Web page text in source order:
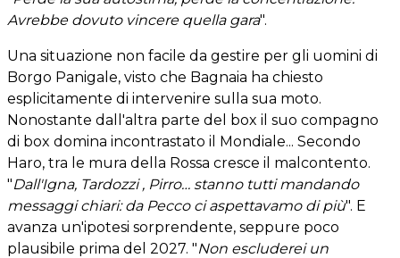
Avrebbe dovuto vincere quella gara".
Una situazione non facile da gestire per gli uomini di
Borgo Panigale, visto che Bagnaia ha chiesto
esplicitamente di intervenire sulla sua moto.
Nonostante dall'altra parte del box il suo compagno
di box domina incontrastato il Mondiale... Secondo
Haro, tra le mura della Rossa cresce il malcontento.
"Dall'Igna, Tardozzi , Pirro… stanno tutti mandando
messaggi chiari: da Pecco ci aspettavamo di più". E
avanza un'ipotesi sorprendente, seppure poco
plausibile prima del 2027. "Non escluderei un